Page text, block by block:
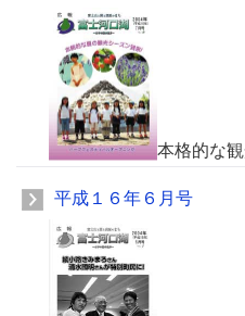
本格的な
平成１６年６月号